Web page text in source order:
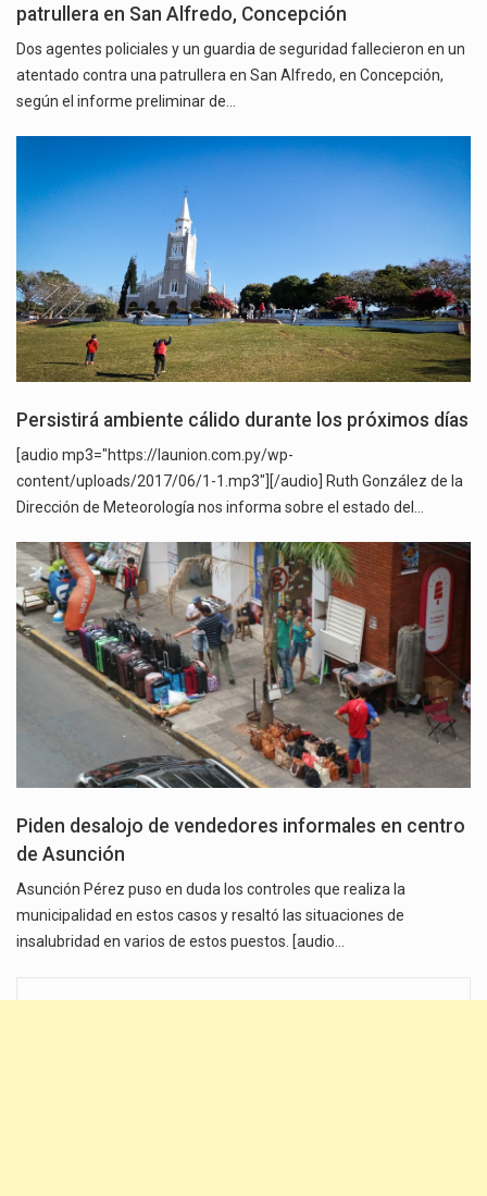
patrullera en San Alfredo, Concepción
Dos agentes policiales y un guardia de seguridad fallecieron en un
atentado contra una patrullera en San Alfredo, en Concepción,
según el informe preliminar de…
Persistirá ambiente cálido durante los próximos días
[audio mp3="https://launion.com.py/wp-
content/uploads/2017/06/1-1.mp3"][/audio] Ruth González de la
Dirección de Meteorología nos informa sobre el estado del…
Piden desalojo de vendedores informales en centro
de Asunción
Asunción Pérez puso en duda los controles que realiza la
municipalidad en estos casos y resaltó las situaciones de
insalubridad en varios de estos puestos. [audio…